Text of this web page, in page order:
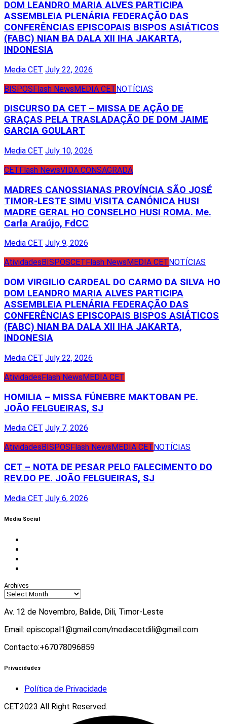
DOM LEANDRO MARIA ALVES PARTICIPA
ASSEMBLEIA PLENÁRIA FEDERAÇÃO DAS
CONFERÊNCIAS EPISCOPAIS BISPOS ASIÁTICOS
(FABC) NIAN BA DALA XII IHA JAKARTA,
INDONESIA
Media CET July 22, 2026
BISPOSFlash NewsMEDIA CETNOTÍCIAS
DISCURSO DA CET – MISSA DE AÇÃO DE
GRAÇAS PELA TRASLADAÇÃO DE DOM JAIME
GARCIA GOULART
Media CET July 10, 2026
CETFlash NewsVIDA CONSAGRADA
MADRES CANOSSIANAS PROVÍNCIA SÃO JOSÉ
TIMOR-LESTE SIMU VISITA CANÓNICA HUSI
MADRE GERAL HO CONSELHO HUSI ROMA. Me.
Carla Araújo, FdCC
Media CET July 9, 2026
Atividades BISPOSCET Flash News MEDIA CET NOTÍCIAS
DOM VIRGILIO CARDEAL DO CARMO DA SILVA HO
DOM LEANDRO MARIA ALVES PARTICIPA
ASSEMBLEIA PLENÁRIA FEDERAÇÃO DAS
CONFERÊNCIAS EPISCOPAIS BISPOS ASIÁTICOS
(FABC) NIAN BA DALA XII IHA JAKARTA,
INDONESIA
Media CET July 22, 2026
AtividadesFlash NewsMEDIA CET
HOMILIA – MISSA FÚNEBRE MAKTOBAN PE.
JOÃO FELGUEIRAS, SJ
Media CET July 7, 2026
Atividades BISPOS Flash News MEDIA CET NOTÍCIAS
CET – NOTA DE PESAR PELO FALECIMENTO DO
REV.DO PE. JOÃO FELGUEIRAS, SJ
Media CET July 6, 2026
Media Social
Archives
Av. 12 de Novembro, Balide, Dili, Timor-Leste
Email: episcopal1@gmail.com/mediacetdili@gmail.com
Contacto:+67078096859
Privacidades
Política de Privacidade
CET.2023 All Right Reserved.